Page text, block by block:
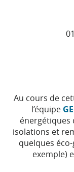
01
Au cours de
l’équipe
énergétiques
isolations et
quelques
exemple)